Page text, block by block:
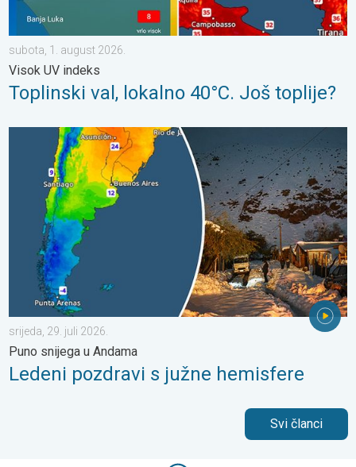
subota, 1. august 2026.
Visok UV indeks
Toplinski val, lokalno 40°C. Još toplije?
Ledeni pozdravi s južne hemisfere. Puno snijega u Andama. . .
srijeda, 29. juli 2026.
Puno snijega u Andama
Ledeni pozdravi s južne hemisfere
Svi članci